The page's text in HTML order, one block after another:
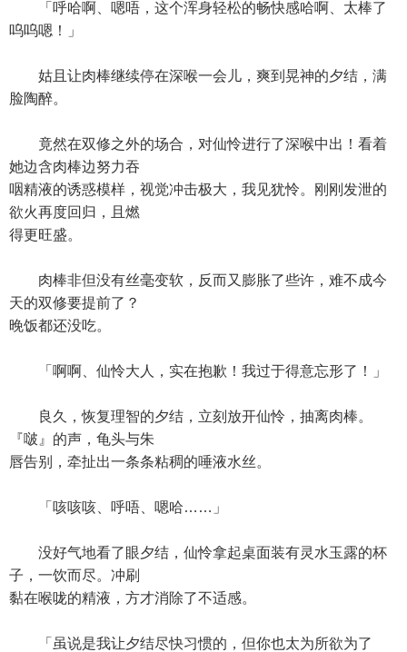
「呼哈啊、嗯唔，这个浑身轻松的畅快感哈啊、太棒了
呜呜嗯！」
姑且让肉棒继续停在深喉一会儿，爽到晃神的夕结，满
脸陶醉。
竟然在双修之外的场合，对仙怜进行了深喉中出！看着
她边含肉棒边努力吞
咽精液的诱惑模样，视觉冲击极大，我见犹怜。刚刚发泄的
欲火再度回归，且燃
得更旺盛。
肉棒非但没有丝毫变软，反而又膨胀了些许，难不成今
天的双修要提前了？
晚饭都还没吃。
「啊啊、仙怜大人，实在抱歉！我过于得意忘形了！」
良久，恢复理智的夕结，立刻放开仙怜，抽离肉棒。
『啵』的声，龟头与朱
唇告别，牵扯出一条条粘稠的唾液水丝。
「咳咳咳、呼唔、嗯哈……」
没好气地看了眼夕结，仙怜拿起桌面装有灵水玉露的杯
子，一饮而尽。冲刷
黏在喉咙的精液，方才消除了不适感。
「虽说是我让夕结尽快习惯的，但你也太为所欲为了